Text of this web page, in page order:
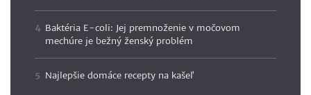
Baktéria E-coli: Jej premnoženie v močovom
mechúre je bežný ženský problém
Najlepšie domáce recepty na kašeľ